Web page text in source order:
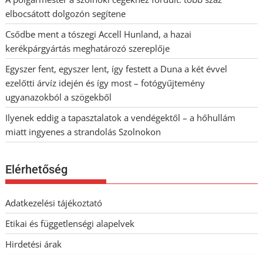
elbocsátott dolgozón segítene
Csődbe ment a tószegi Accell Hunland, a hazai
kerékpárgyártás meghatározó szereplője
Egyszer fent, egyszer lent, így festett a Duna a két évvel
ezelőtti árvíz idején és így most – fotógyűjtemény
ugyanazokból a szögekből
Ilyenek eddig a tapasztalatok a vendégektől – a hőhullám
miatt ingyenes a strandolás Szolnokon
Elérhetőség
Adatkezelési tájékoztató
Etikai és függetlenségi alapelvek
Hirdetési árak